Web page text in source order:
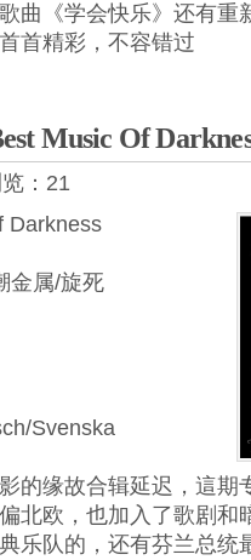
曲《学会快乐》还有重
首精彩，不容错过
Music Of
：21
Darkness
金属/旋死
Svenska
的缘故合辑延迟，這期
北欧，也加入了歌剧和
乐队的，还有芬兰总统